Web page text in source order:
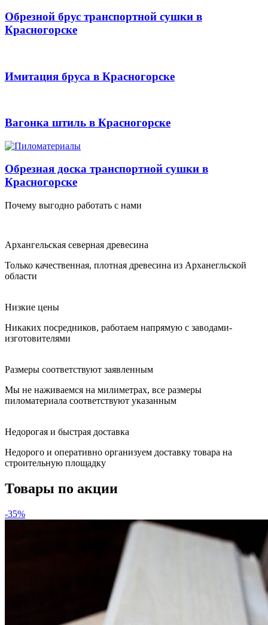
Обрезной брус транспортной сушки в
Красногорске
Имитация бруса в Красногорске
Вагонка штиль в Красногорске
Обрезная доска транспортной сушки в
Красногорске
Почему выгодно работать с нами
Архангельская северная древесина
Только качественная, плотная древесина из Арханегльской
области
Низкие цены
Никаких посредников, работаем напрямую с заводами-
изготовителями
Размеры соответствуют заявленным
Мы не наживаемся на милиметрах, все размеры
пиломатериала соответствуют указанным
Недорогая и быстрая доставка
Недорого и оперативно организуем доставку товара на
строительную площадку
Товары по акции
-35%